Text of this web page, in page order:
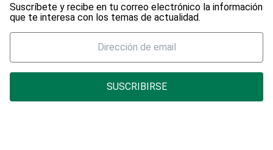
Suscríbete y recibe en tu correo electrónico la información
que te interesa con los temas de actualidad.
SUSCRIBIRSE